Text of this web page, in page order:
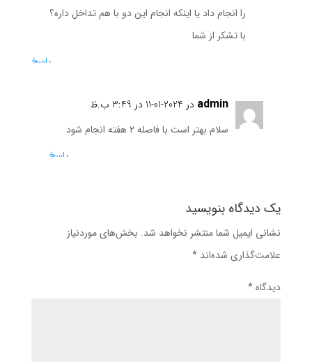
را انجام داد یا اینکه انجام این دو با هم تداخل داره؟
با تشکر از شما
پاسخ
admin در 2024-01-11 در 3:49 ب.ظ
سلام بهتر است با فاصله 2 هفته انجام شود
پاسخ
یک دیدگاه بنویسید
نشانی ایمیل شما منتشر نخواهد شد. بخش‌های موردنیاز
علامت‌گذاری شده‌اند *
دیدگاه*